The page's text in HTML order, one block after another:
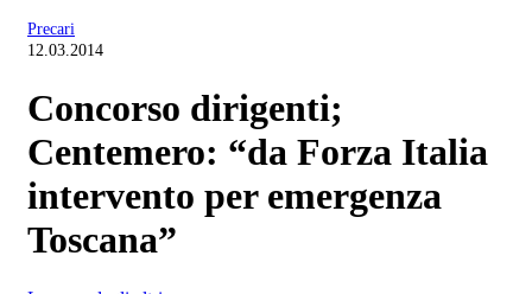
Precari
12.03.2014
Concorso dirigenti;
Centemero: “da Forza Italia
intervento per emergenza
Toscana”